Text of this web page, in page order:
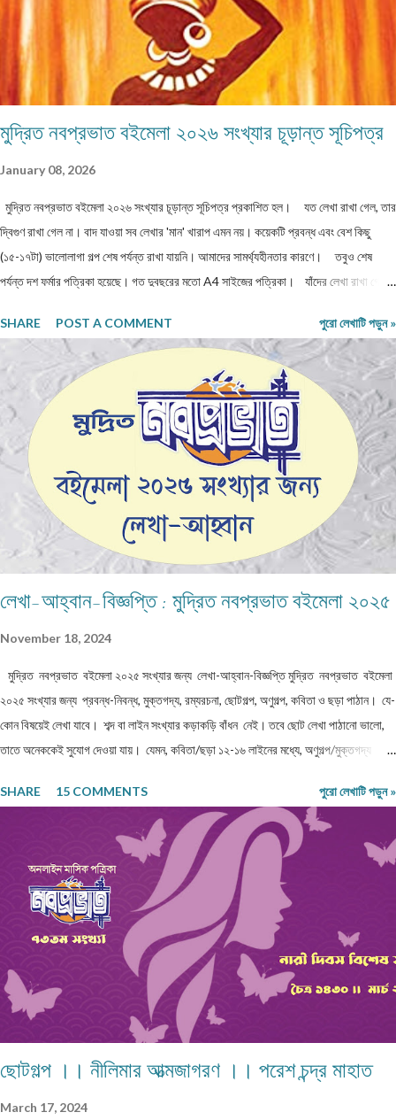
মুদ্রিত নবপ্রভাত বইমেলা ২০২৬ সংখ্যার চূড়ান্ত সূচিপত্র
January 08, 2026
মুদ্রিত নবপ্রভাত বইমেলা ২০২৬ সংখ্যার চূড়ান্ত সূচিপত্র প্রকাশিত হল। যত লেখা রাখা গেল, তার
দ্বিগুণ রাখা গেল না। বাদ যাওয়া সব লেখার 'মান' খারাপ এমন নয়। কয়েকটি প্রবন্ধ এবং বেশ কিছু
(১৫-১৭টা) ভালোলাগা গল্প শেষ পর্যন্ত রাখা যায়নি। আমাদের সামর্থ্যহীনতার কারণে। তবুও শেষ
পর্যন্ত দশ ফর্মার পত্রিকা হয়েছে। গত দুবছরের মতো A4 সাইজের পত্রিকা। যাঁদের লেখা রাখা গেল
নবপ্রভাতের জানুয়ারি ২০২৬ সংখ্যায় প্রকাশ করতে পারি। পত্রিকাটি আগামী ৯-১৩ জানুয়ারি ২০২৬
পশ্চিমবঙ্গ বাংলা আকাদেমি আয়োজিত কলকাতা লিটল ম্যাগাজিন মেলায় (রবীন্দ্র সদন - নন্দন চত্বরে) পাওয়া
যাবে। সকলকে ধন্যবাদ। শুভেচ্ছা।
SHARE POST A COMMENT পুরো লেখাটি পড়ুন »
লেখা-আহ্বান-বিজ্ঞপ্তি : মুদ্রিত নবপ্রভাত বইমেলা ২০২৫
November 18, 2024
মুদ্রিত নবপ্রভাত বইমেলা ২০২৫ সংখ্যার জন্য লেখা-আহ্বান-বিজ্ঞপ্তি মুদ্রিত নবপ্রভাত বইমেলা
২০২৫ সংখ্যার জন্য প্রবন্ধ-নিবন্ধ, মুক্তগদ্য, রম্যরচনা, ছোটগল্প, অণুগল্প, কবিতা ও ছড়া পাঠান। যে-
কোন বিষয়েই লেখা যাবে। শব্দ বা লাইন সংখ্যার কড়াকড়ি বাঁধন নেই। তবে ছোট লেখা পাঠানো ভালো,
তাতে অনেককেই সুযোগ দেওয়া যায়। যেমন, কবিতা/ছড়া ১২-১৬ লাইনের মধ্যে, অণুগল্প/মুক্তগদ্য
বাঁধন 'অবশ্যমান্য' নয়। সম্পূর্ণ অপ্রকাশিত লেখা পাঠাতে হবে। মনোনয়নের সুবিধার্থে একাধিক লেখা
পাঠানো ভালো। তবে একই মেলেই দেবেন। একজন ব্যক্তি একান্ত প্রয়োজন ছাড়া একাধিক মেল করবেন
না। লেখা মেলবডিতে টাইপ বা পেস্ট করে পাঠাবেন। word ফাইলে পাঠানো যেতে পারে। লেখার সঙ্গে
দেবেন নিজের নাম, ঠিকানা এবং ফোন ও whatsapp নম্বর। (ছবি দেওয়ার দরকার নেই।) ১) মেলের
সাবজেক্ট লাইনে লিখবেন 'মুদ্রিত নবপ্রভাত বইমেলা সংখ্যা ২০২৬-এর জন্য'। ২) বানানের দিকে বিশেষ
নজর দেবেন। ৩) য...
SHARE 15 COMMENTS পুরো লেখাটি পড়ুন »
ছোটগল্প ।। নীলিমার আত্মজাগরণ ।। পরেশ চন্দ্র মাহাত
March 17, 2024